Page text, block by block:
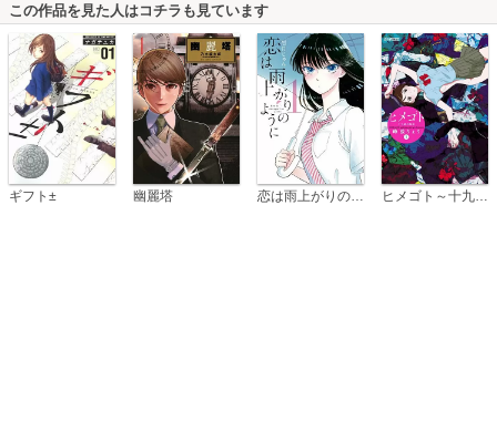
この作品を見た人はコチラも見ています
ギフト± 幽麗塔 ヒメゴト～十九歳の制服～